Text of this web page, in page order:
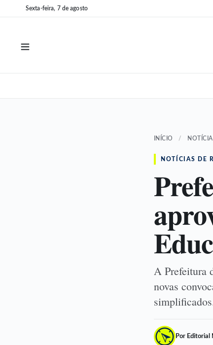
para
para
Sexta-feira, 7 de agosto
INÍCIO /
NOTÍCIAS DE
A Prefeitura
novas
Por Editorial